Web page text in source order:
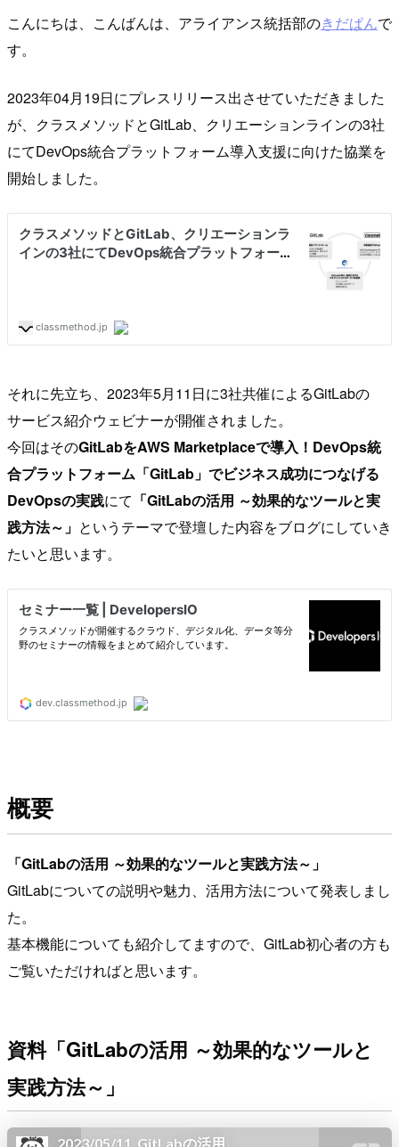
こんにちは、こんばんは、アライアンス統括部のきだぱんで
す。
2023年04月19日にプレスリリース出させていただきました
が、クラスメソッドとGitLab、クリエーションラインの3社
にてDevOps統合プラットフォーム導入支援に向けた協業を
開始しました。
それに先立ち、2023年5月11日に3社共催によるGitLabの
サービス紹介ウェビナーが開催されました。
今回はそのGitLabをAWS Marketplaceで導入！DevOps統
合プラットフォーム「GitLab」でビジネス成功につなげる
DevOpsの実践にて 「GitLabの活用 ～効果的なツールと実
践方法～」 というテーマで登壇した内容をブログにしていき
たいと思います。
概要
「GitLabの活用 ～効果的なツールと実践方法～」
GitLabについての説明や魅力、活用方法について発表しまし
た。
基本機能についても紹介してますので、GitLab初心者の方も
ご覧いただければと思います。
資料「GitLabの活用 ～効果的なツールと
実践方法～」